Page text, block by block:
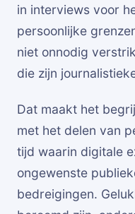
in interviews voor
persoonlijke
niet onnodig
die zijn
Dat maakt het
met het delen van
tijd waarin digitale
ongewenste
bedreigingen.